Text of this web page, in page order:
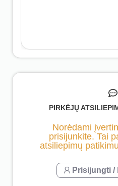
PIRKĖJŲ
Norėdami
prisijunkite. Tai
atsiliepimų
Prisijungti